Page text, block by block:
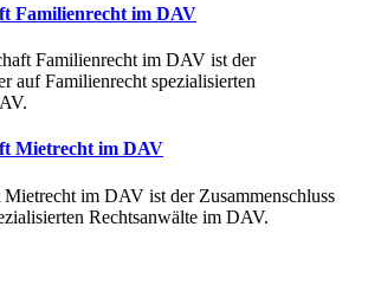
Familienrecht im DAV
Familienrecht im DAV ist der
auf Familienrecht spezialisierten
Mietrecht im DAV
im DAV ist der Zusammenschluss
Rechtsanwälte im DAV.